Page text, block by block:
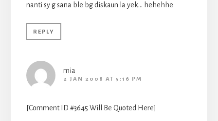
nanti sy g sana ble bg diskaun la yek… hehehhe
REPLY
mia
2 JAN 2008 AT 5:16 PM
[Comment ID #3645 Will Be Quoted Here]